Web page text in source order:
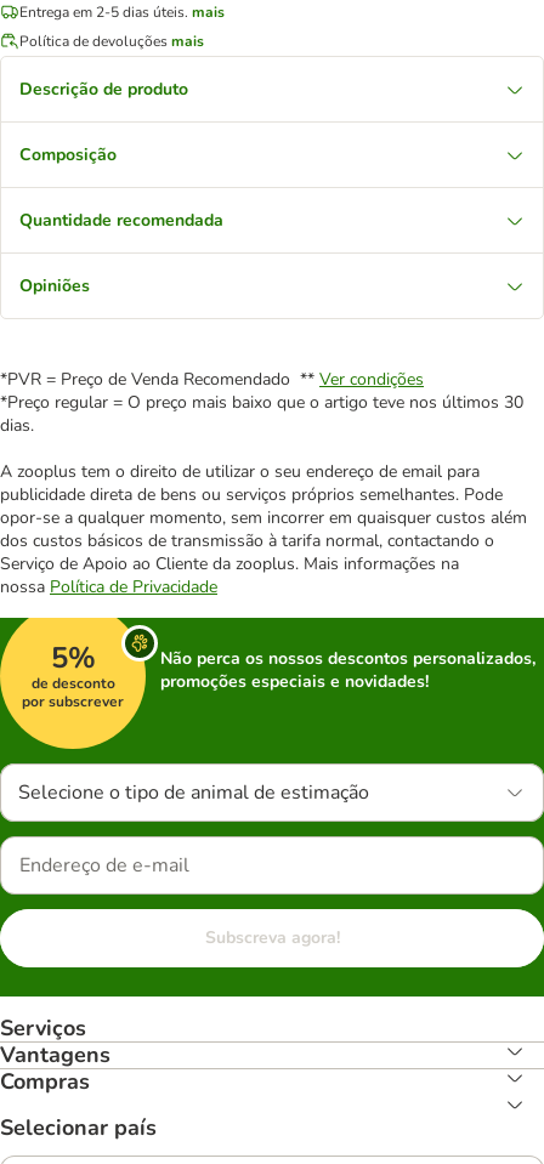
Entrega em 2-5 dias úteis. mais
Política de devoluçõesmais
Descrição de produto
Composição
Quantidade recomendada
Opiniões
*PVR = Preço de Venda Recomendado ** Ver condições
*Preço regular = O preço mais baixo que o artigo teve nos últimos 30
dias.
A zooplus tem o direito de utilizar o seu endereço de email para
publicidade direta de bens ou serviços próprios semelhantes. Pode
opor-se a qualquer momento, sem incorrer em quaisquer custos além
dos custos básicos de transmissão à tarifa normal, contactando o
Serviço de Apoio ao Cliente da zooplus. Mais informações na
nossa Política de Privacidade
5%
de desconto
por subscrever
Não perca os nossos descontos personalizados,
promoções especiais e novidades!
Selecione o tipo de animal de estimação
Subscreva agora!
Serviços
Vantagens
Compras
Selecionar país